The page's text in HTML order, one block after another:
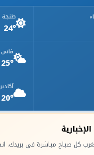
طنجة
24°
فاس
25°
أكادير
20°
كل صباح مباشرة في بريدك. انضم لـ